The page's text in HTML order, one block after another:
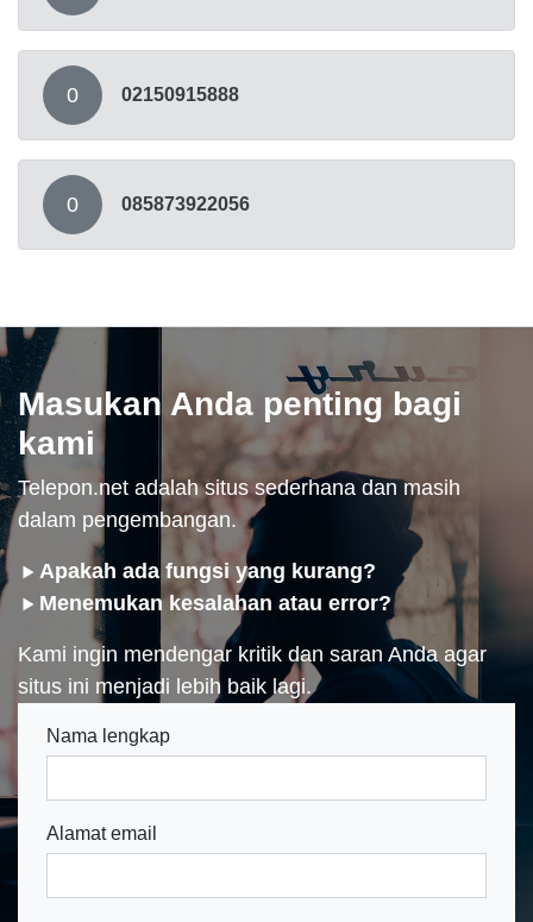
0 02150915888
0 085873922056
Masukan Anda penting bagi
kami
Telepon.net adalah situs sederhana dan masih
dalam pengembangan.
Apakah ada fungsi yang kurang?
Menemukan kesalahan atau error?
Kami ingin mendengar kritik dan saran Anda agar
situs ini menjadi lebih baik lagi.
Nama lengkap
Alamat email